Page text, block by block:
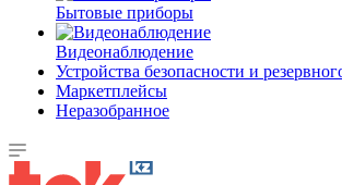
Бытовые приборы
Видеонаблюдение
Устройства безопасности и
Маркетплейсы
Неразобранное